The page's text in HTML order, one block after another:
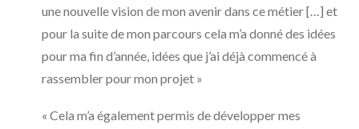
une nouvelle vision de mon avenir dans ce métier […] et
pour la suite de mon parcours cela m’a donné des idées
pour ma fin d’année, idées que j’ai déjà commencé à
rassembler pour mon projet »
« Cela m’a également permis de développer mes